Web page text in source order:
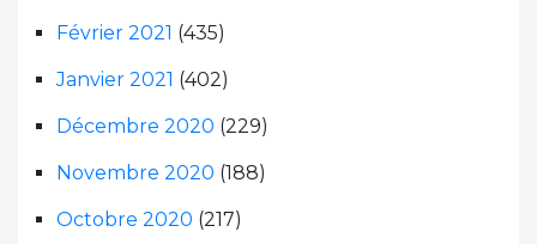
Février 2021 (435)
Janvier 2021 (402)
Décembre 2020 (229)
Novembre 2020 (188)
Octobre 2020 (217)